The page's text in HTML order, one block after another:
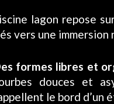
lagon repose
vers une
formes libres et
douces et
le bord d’un